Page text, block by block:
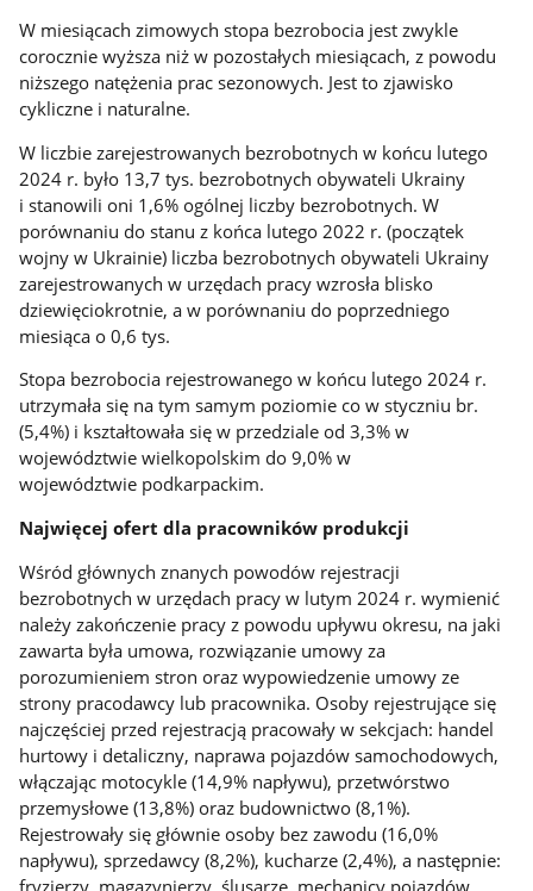
W miesiącach zimowych stopa bezrobocia jest zwykle
corocznie wyższa niż w pozostałych miesiącach, z powodu
niższego natężenia prac sezonowych. Jest to zjawisko
cykliczne i naturalne.
W liczbie zarejestrowanych bezrobotnych w końcu lutego
2024 r. było 13,7 tys. bezrobotnych obywateli Ukrainy
i stanowili oni 1,6% ogólnej liczby bezrobotnych. W
porównaniu do stanu z końca lutego 2022 r. (początek
wojny w Ukrainie) liczba bezrobotnych obywateli Ukrainy
zarejestrowanych w urzędach pracy wzrosła blisko
dziewięciokrotnie, a w porównaniu do poprzedniego
miesiąca o 0,6 tys.
Stopa bezrobocia rejestrowanego w końcu lutego 2024 r.
utrzymała się na tym samym poziomie co w styczniu br.
(5,4%) i kształtowała się w przedziale od 3,3% w
województwie wielkopolskim do 9,0% w
województwie podkarpackim.
Najwięcej ofert dla pracowników produkcji
Wśród głównych znanych powodów rejestracji
bezrobotnych w urzędach pracy w lutym 2024 r. wymienić
należy zakończenie pracy z powodu upływu okresu, na jaki
zawarta była umowa, rozwiązanie umowy za
porozumieniem stron oraz wypowiedzenie umowy ze
strony pracodawcy lub pracownika. Osoby rejestrujące się
najczęściej przed rejestracją pracowały w sekcjach: handel
hurtowy i detaliczny, naprawa pojazdów samochodowych,
włączając motocykle (14,9% napływu), przetwórstwo
przemysłowe (13,8%) oraz budownictwo (8,1%).
Rejestrowały się głównie osoby bez zawodu (16,0%
napływu), sprzedawcy (8,2%), kucharze (2,4%), a następnie:
fryzjerzy, magazynierzy, ślusarze, mechanicy pojazdów